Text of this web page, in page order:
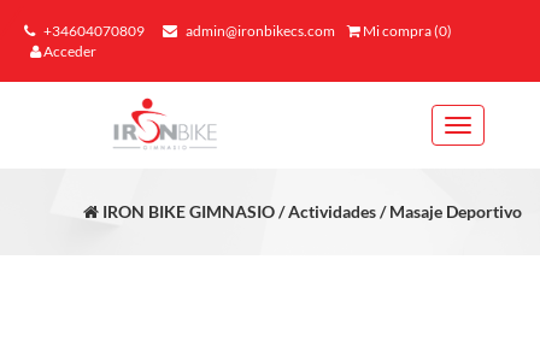
+34604070809 admin@ironbikecs.com
Mi compra (0)
Acceder
Toggle
navigation
IRON BIKE GIMNASIO / Actividades / Masaje Deportivo